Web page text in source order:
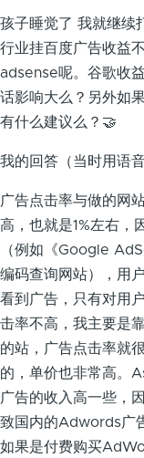
孩子睡觉了 我就继续
行业挂百度广告收益
adsense呢。谷歌收
话影响大么？另外如
有什么建议么？🤝
我的回答（当时用语
广告点击率与做的网
高，也就是1%左右，
（例如《Google
编码查询网站），用
看到广告，只有对用
击率不高，我主要是
的站，广告点击率就
的，单价也非常高。
广告的收入高一些，
致国内的Adwords广
如果是付费购买